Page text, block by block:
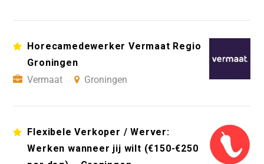
Horecamedewerker Vermaat Regio
Groningen
Vermaat
Groningen
Flexibele Verkoper / Werver:
Werken wanneer jij wilt (€150-€250